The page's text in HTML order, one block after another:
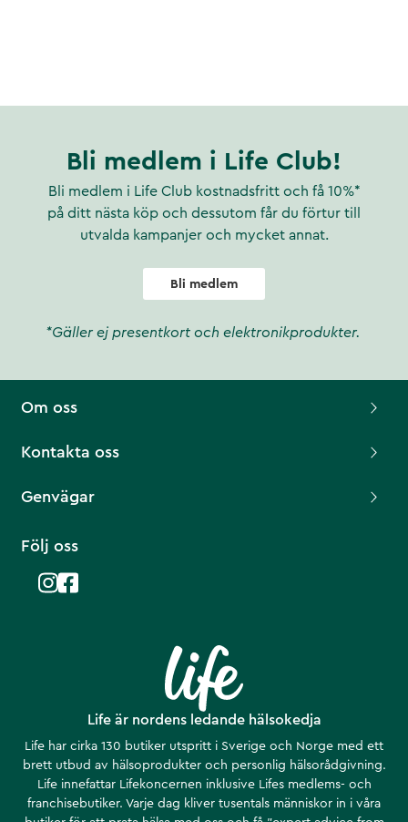
Bli medlem i Life Club!
Bli medlem i Life Club kostnadsfritt och få 10%*
på ditt nästa köp och dessutom får du förtur till
utvalda kampanjer och mycket annat.
Bli medlem
*Gäller ej presentkort och elektronikprodukter.
Life är nordens ledande hälsokedja
Life har cirka 130 butiker utspritt i Sverige och Norge med ett
brett utbud av hälsoprodukter och personlig hälsorådgivning.
Life innefattar Lifekoncernen inklusive Lifes medlems- och
franchisebutiker. Varje dag kliver tusentals människor in i våra
Om oss
Kontakta oss
Genvägar
Följ oss